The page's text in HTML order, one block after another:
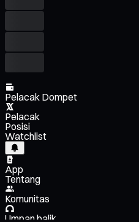
Pelacak Dompet
Pelacak
Posisi
Watchlist
App
Tentang
Komunitas
Umpan balik